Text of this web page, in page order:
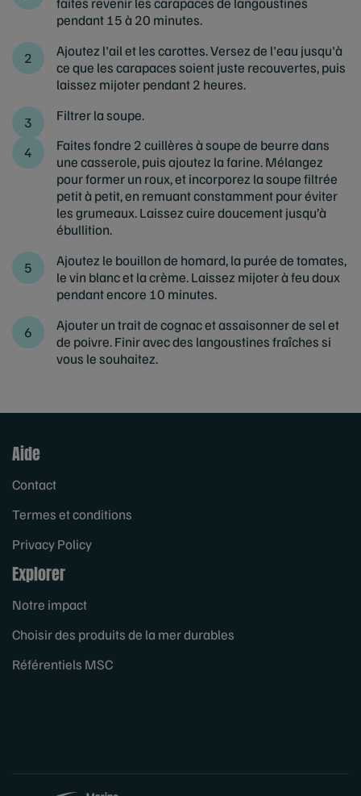
pendant 15 à 20 minutes.
Ajoutez l'ail et les carottes. Versez de l'eau jusqu'à
ce que les carapaces soient juste recouvertes, puis
laissez mijoter pendant 2 heures.
Filtrer la soupe.
Faites fondre 2 cuillères à soupe de beurre dans
une casserole, puis ajoutez la farine. Mélangez
pour former un roux, et incorporez la soupe filtrée
petit à petit, en remuant constamment pour éviter
les grumeaux. Laissez cuire doucement jusqu’à
ébullition.
Ajoutez le bouillon de homard, la purée de tomates,
le vin blanc et la crème. Laissez mijoter à feu doux
pendant encore 10 minutes.
Ajouter un trait de cognac et assaisonner de sel et
de poivre. Finir avec des langoustines fraîches si
vous le souhaitez.
Aide
Contact
Termes et conditions
Privacy Policy
Explorer
Notre impact
Choisir des produits de la mer durables
Référentiels MSC